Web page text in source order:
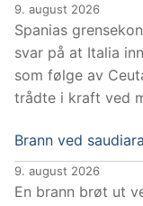
9. august 2026
Spanias
svar på at Italia
som følge av
trådte i kraft ved
Brann ved
9. august 2026
En brann brøt ut